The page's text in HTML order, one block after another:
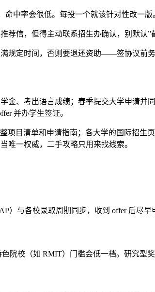
中率会很低。每投一个就该针对性改一版
信，但得主动联系招生办确认，别默认”
规定时间，否则要退还资助——签协议前务
、考出语言成绩；春季提交大学申请并
并办学生签证。
项目清单和申请指南；各大学的国际招
唯一权威，二手攻略只用来找线索。
与各校录取周期同步，收到 offer 后尽早
院校（如 RMIT）门槛会低一档。研究型